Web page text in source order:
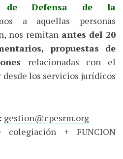
de Defensa de la
a aquellas personas
nos remitan antes del 20
propuestas de
relacionadas con el
los servicios jurídicos
gestion@cpesrm.org
colegiación + FUNCION